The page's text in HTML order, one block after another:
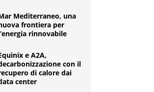
Mediterraneo, una
frontiera per
rinnovabile
e A2A,
con il
di calore dai
center